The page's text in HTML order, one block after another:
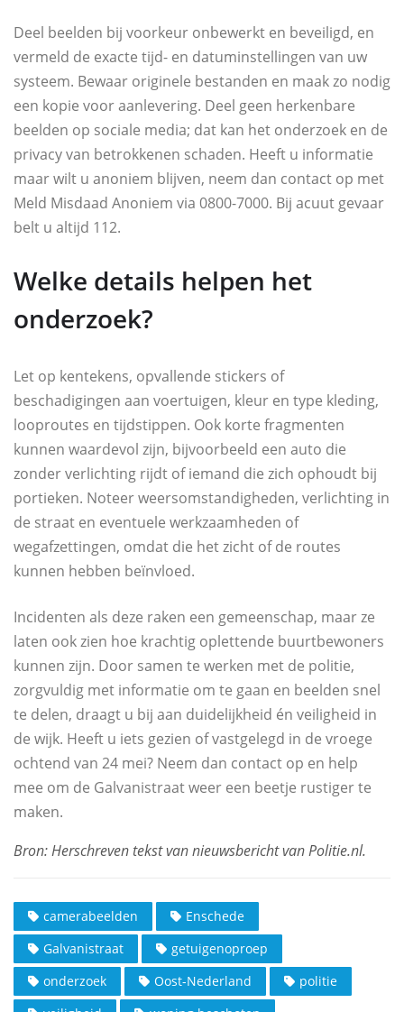
Deel beelden bij voorkeur onbewerkt en beveiligd, en
vermeld de exacte tijd- en datuminstellingen van uw
systeem. Bewaar originele bestanden en maak zo nodig
een kopie voor aanlevering. Deel geen herkenbare
beelden op sociale media; dat kan het onderzoek en de
privacy van betrokkenen schaden. Heeft u informatie
maar wilt u anoniem blijven, neem dan contact op met
Meld Misdaad Anoniem via 0800-7000. Bij acuut gevaar
belt u altijd 112.
Welke details helpen het
onderzoek?
Let op kentekens, opvallende stickers of
beschadigingen aan voertuigen, kleur en type kleding,
looproutes en tijdstippen. Ook korte fragmenten
kunnen waardevol zijn, bijvoorbeeld een auto die
zonder verlichting rijdt of iemand die zich ophoudt bij
portieken. Noteer weersomstandigheden, verlichting in
de straat en eventuele werkzaamheden of
wegafzettingen, omdat die het zicht of de routes
kunnen hebben beïnvloed.
Incidenten als deze raken een gemeenschap, maar ze
laten ook zien hoe krachtig oplettende buurtbewoners
kunnen zijn. Door samen te werken met de politie,
zorgvuldig met informatie om te gaan en beelden snel
te delen, draagt u bij aan duidelijkheid én veiligheid in
de wijk. Heeft u iets gezien of vastgelegd in de vroege
ochtend van 24 mei? Neem dan contact op en help
mee om de Galvanistraat weer een beetje rustiger te
maken.
camerabeelden
Enschede
Galvanistraat
getuigenoproep
onderzoek
Oost-Nederland
politie